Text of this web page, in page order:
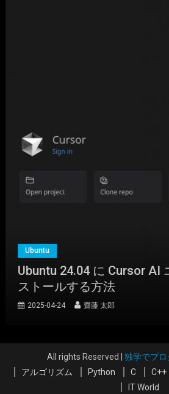
Ubuntu
Ubuntu 24.04 に Cursor AI
ストールする方法
2025-04-24 齋藤 太郎
All rights Reserved | 独学でプ
アルゴリズム
Python C C++
IT World